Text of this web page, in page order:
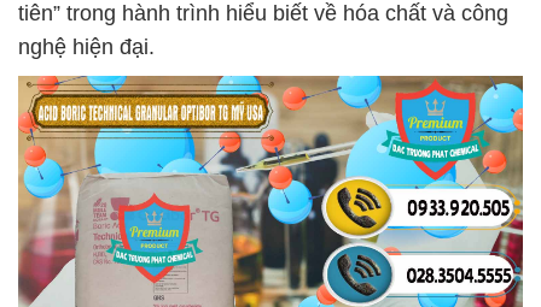
tiên” trong hành trình hiểu biết về hóa chất và công
nghệ hiện đại.